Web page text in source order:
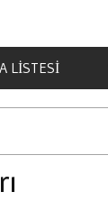
LISTESI